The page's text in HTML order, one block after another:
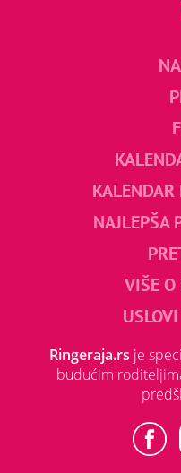
KALENDAR
NAJLEPŠA
VIŠE
Ringeraja.rs je
budućim